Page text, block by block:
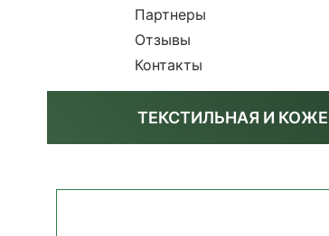
Партнеры
Отзывы
Контакты
ТЕКСТИЛЬНАЯ И